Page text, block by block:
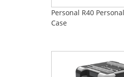
Personal R40
Case